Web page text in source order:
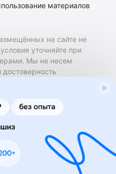
материалов
на сайте не
уточняйте при
Мы не несем
достоверность
договоров
осуществляется
Бизнесменс.ру
представителем
за условия
лиц,
информации, имеющейся